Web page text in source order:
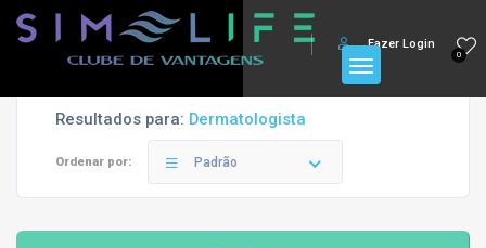
0
Fazer Login
Resultados para: Dermatologista
Ordenar por: Padrão